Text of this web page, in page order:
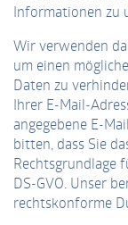
Informationen zu
Wir verwenden
um einen
Daten zu
Ihrer E-Mail-
angegebene E-
bitten, dass Sie
Rechtsgrundlage
DS-GVO. Unser
rechtskonforme